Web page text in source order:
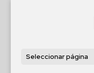
Seleccionar página